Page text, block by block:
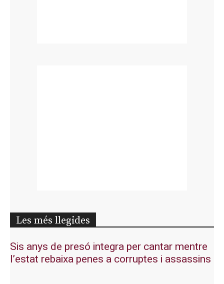
Les més llegides
Sis anys de presó integra per cantar mentre
l’estat rebaixa penes a corruptes i assassins